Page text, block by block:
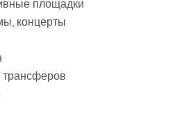
площадки
концерты
трансферов